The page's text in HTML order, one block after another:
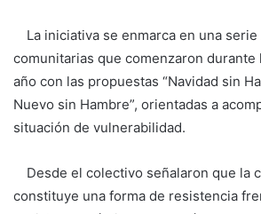
La iniciativa se enmarca en una serie
comunitarias que comenzaron durante
año con las propuestas “Navidad sin
Nuevo sin Hambre”, orientadas a
situación de vulnerabilidad.
Desde el colectivo señalaron que la
constituye una forma de resistencia